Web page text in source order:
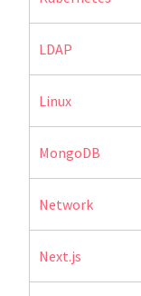
LDAP
Linux
MongoDB
Network
Next.js